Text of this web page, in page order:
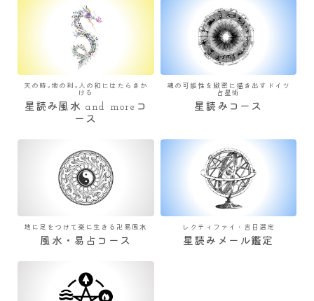
天の時×地の利×人の和にはたらきか
ける
星読み風水 and moreコ
ース
魂の可能性を緻密に描き出すドイツ
占星術
星読みコース
地に足をつけて楽に生きる卍易風水
風水・易占コース
レクティファイ・吉日選定
星読みメール鑑定